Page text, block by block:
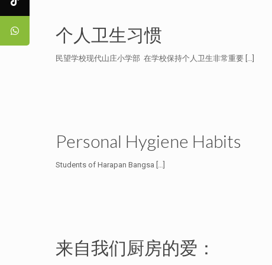
个人卫生习惯
民望学校现代山庄小学部 在学校保持个人卫生非常重要 […]
Personal Hygiene Habits
Students of Harapan Bangsa […]
来自我们厨房的爱：